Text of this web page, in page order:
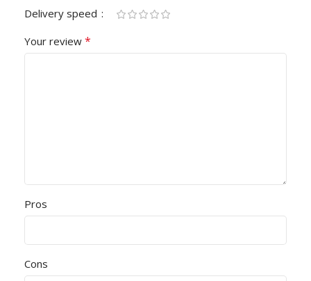
Delivery speed
Your review *
Pros
Cons